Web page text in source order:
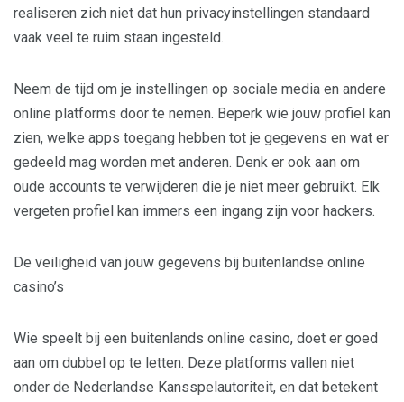
realiseren zich niet dat hun privacyinstellingen standaard
vaak veel te ruim staan ingesteld.
Neem de tijd om je instellingen op sociale media en andere
online platforms door te nemen. Beperk wie jouw profiel kan
zien, welke apps toegang hebben tot je gegevens en wat er
gedeeld mag worden met anderen. Denk er ook aan om
oude accounts te verwijderen die je niet meer gebruikt. Elk
vergeten profiel kan immers een ingang zijn voor hackers.
De veiligheid van jouw gegevens bij buitenlandse online
casino’s
Wie speelt bij een buitenlands online casino, doet er goed
aan om dubbel op te letten. Deze platforms vallen niet
onder de Nederlandse Kansspelautoriteit, en dat betekent